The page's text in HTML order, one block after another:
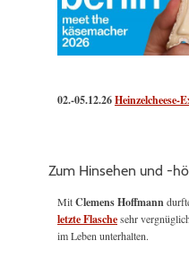
02.-05.12.26Heinzelcheese-
Zum Hinsehen und -
MitClemens Hoffmann
letzte Flaschesehr
im Leben unterhalten.